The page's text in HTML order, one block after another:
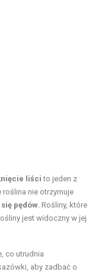
liścito jeden z
nie otrzymuje
pędów . Rośliny, które
jest widoczny w jej
co utrudnia
aby zadbać o